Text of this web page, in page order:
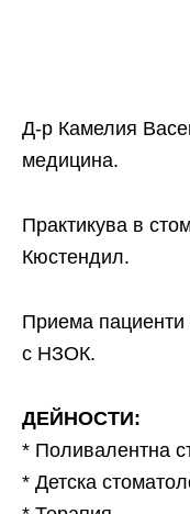
Д-р Камелия
медицина.
Практикува в
Кюстендил.
Приема пациенти
с НЗОК.
ДЕЙНОСТИ:
* Поливалентна
* Детска